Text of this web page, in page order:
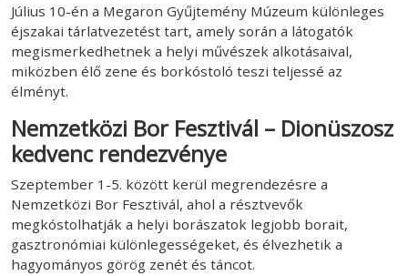
Július 10-én a Megaron Gyűjtemény Múzeum különleges
éjszakai tárlatvezetést tart, amely során a látogatók
megismerkedhetnek a helyi művészek alkotásaival,
miközben élő zene és borkóstoló teszi teljessé az
élményt.
Nemzetközi Bor Fesztivál – Dionüszosz
kedvenc rendezvénye
Szeptember 1-5. között kerül megrendezésre a
Nemzetközi Bor Fesztivál, ahol a résztvevők
megkóstolhatják a helyi borászatok legjobb borait,
gasztronómiai különlegességeket, és élvezhetik a
hagyományos görög zenét és táncot.